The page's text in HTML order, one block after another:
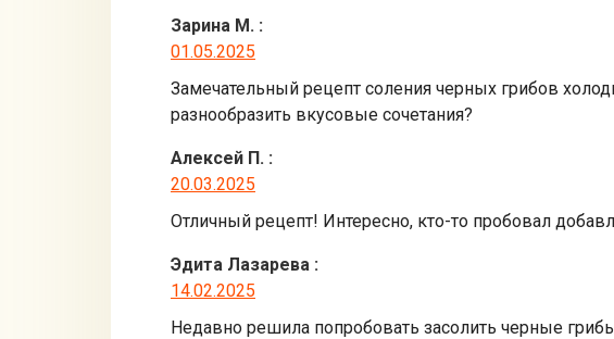
Зарина М. :
01.05.2025
Замечательный рецепт соления черных грибов
разнообразить вкусовые сочетания?
Алексей П. :
20.03.2025
Отличный рецепт! Интересно, кто-то пробовал
Эдита Лазарева :
14.02.2025
Недавно решила попробовать засолить черные